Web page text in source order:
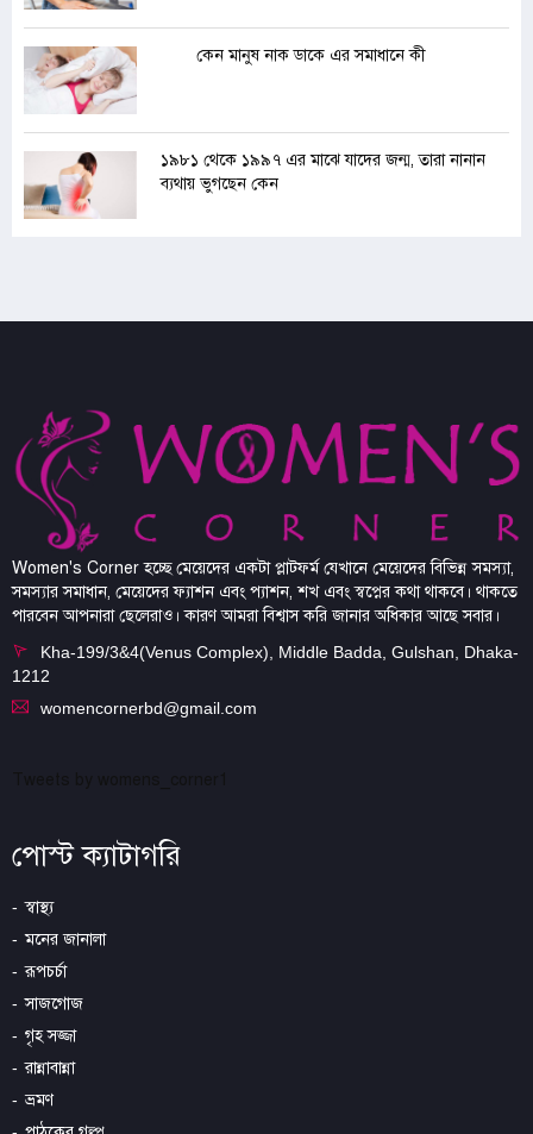
কেন মানুষ নাক ডাকে এর সমাধানে কী
১৯৮১ থেকে ১৯৯৭ এর মাঝে যাদের জন্ম, তারা নানান
ব্যথায় ভুগছেন কেন
Women's Corner হচ্ছে মেয়েদের একটা প্লাটফর্ম যেখানে মেয়েদের বিভিন্ন সমস্যা,
সমস্যার সমাধান, মেয়েদের ফ্যাশন এবং প্যাশন, শখ এবং স্বপ্নের কথা থাকবে। থাকতে
পারবেন আপনারা ছেলেরাও। কারণ আমরা বিশ্বাস করি জানার অধিকার আছে সবার।
Kha-199/3&4(Venus Complex), Middle Badda, Gulshan, Dhaka-
1212
womencornerbd@gmail.com
পোস্ট ক্যাটাগরি
স্বাস্থ্য
মনের জানালা
রূপচর্চা
সাজগোজ
গৃহ সজ্জা
রান্নাবান্না
ভ্রমণ